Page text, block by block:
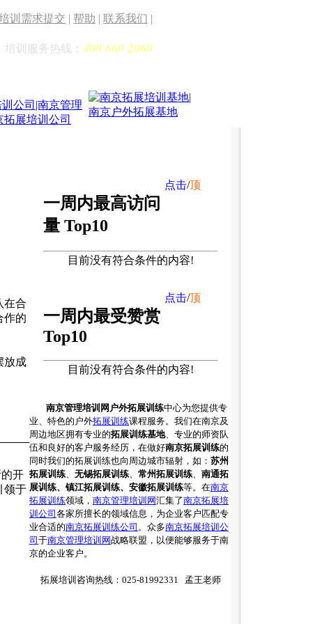
训需求提交 | 帮助 | 联系我们 |
培训服务热线： 400 660 2060
在合
作的
放成
开
领于
一周内最高访问
量 Top10
点击/顶
目前没有符合条件的内容!
一周内最受赞赏
Top10
点击/顶
目前没有符合条件的内容!
南京管理培训网户外拓展训练中心为您提供专
业、特色的户外拓展训练课程服务。我们在南京及
周边地区拥有专业的拓展训练基地、专业的师资队
伍和良好的客户服务经历，在做好南京拓展训练的
同时我们的拓展训练也向周边城市辐射，如： 苏州
拓展训练
无锡拓展训练 常州拓展训练
南通拓
展训练、镇江拓展训练、安徽拓展训练等。在南京
拓展训练领域， 南京管理培训网汇集了南京拓展培
训公司各家所擅长的领域信息，为企业客户匹配专
业合适的南京拓展训练公司 。众多南京拓展培训公
司于南京管理培训网战略联盟，以便能够服务于南
京的企业客户。
拓展培训咨询热线：025-81992331 孟王老师